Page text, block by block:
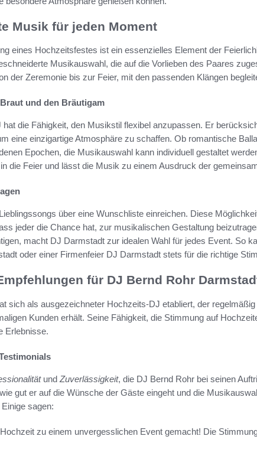
Musik für jeden Moment
eines Hochzeitsfestes ist ein essenzielles Element der
Musikauswahl, die auf die Vorlieben des Paares
der Zeremonie bis zur Feier, mit den passenden Klängen
und den Bräutigam
die Fähigkeit, den Musikstil flexibel anzupassen. Er
eine einzigartige Atmosphäre zu schaffen. Ob romantische
Epochen, die Musikauswahl kann individuell gestaltet
die Feier und lässt die Musik zu einem Ausdruck der
über eine Wunschliste einreichen. Diese
jeder die Chance hat, zur musikalischen Gestaltung
macht DJ Darmstadt zur idealen Wahl für jedes Event. So
oder einer Firmenfeier DJ Darmstadt stets für die richtige
für DJ Bernd Rohr
sich als ausgezeichneter Hochzeits-DJ etabliert, der
Kunden erhält. Seine Fähigkeit, die Stimmung auf
Erlebnisse.
und Zuverlässigkeit, die DJ Bernd Rohr bei seinen
gut er auf die Wünsche der Gäste eingeht und die
sagen:
zu einem unvergesslichen Event gemacht! Die